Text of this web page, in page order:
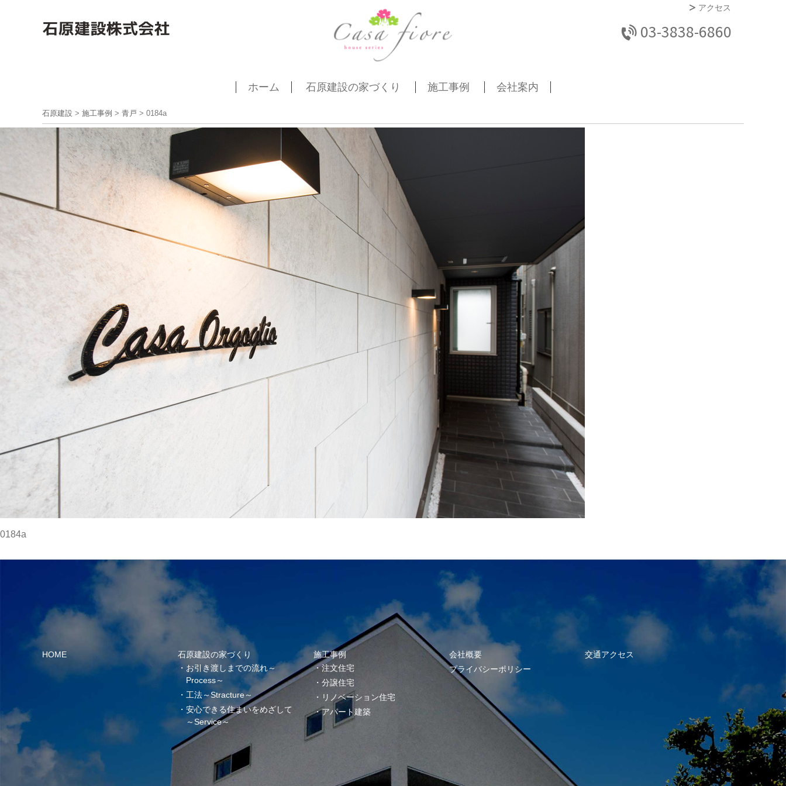
アクセス
03-3838-6860
ホーム 石原建設の家づくり 施工事例 会社案内
石原建設 > 施工事例 > 青戸 > 0184a
0184a
HOME
石原建設の家づくり
お引き渡しまでの流れ～
Process～
工法～Stracture～
安心できる住まいをめざして
～Service～
施工事例
注文住宅
分譲住宅
リノベーション住宅
アパート建築
会社概要
プライバシーポリシー
交通アクセス